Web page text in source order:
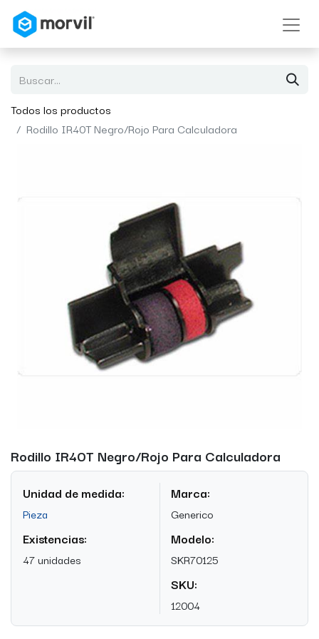
Todos los productos
Rodillo IR40T Negro/Rojo Para Calculadora
Rodillo IR40T Negro/Rojo Para Calculadora
Unidad de medida:
Pieza
Existencias:
47 unidades
Marca:
Generico
Modelo:
SKR70125
SKU:
12004